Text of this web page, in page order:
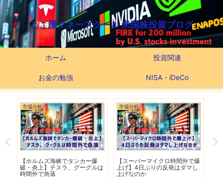
ここ屋マネースクール 米国株投資ブログ
ホーム 投資関連
お金の勉強 NISA・iDeCo
市場分析
【ホルムズ海峡でタンカー爆
破・炎上】テスラ、グーグルは
時間外で急落
市場分析
【スーパーマイクロ時間外で爆
上げ】4日ぶりの反発はダマし
上げなのか